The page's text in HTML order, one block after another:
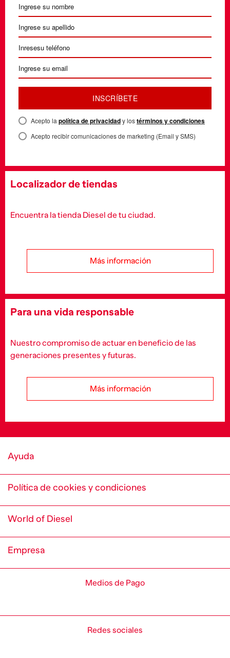
INSCRÍBETE
Acepto la política de privacidady lostérminos y condiciones
Acepto recibir comunicaciones de marketing (Email y SMS)
Localizador de tiendas
Encuentra la tienda Diesel de tu ciudad.
Más información
Para una vida responsable
Nuestro compromiso de actuar en beneficio de las
generaciones presentes y futuras.
Más información
Ayuda
Política de cookies y condiciones
World of Diesel
Empresa
Medios de Pago
Redes sociales